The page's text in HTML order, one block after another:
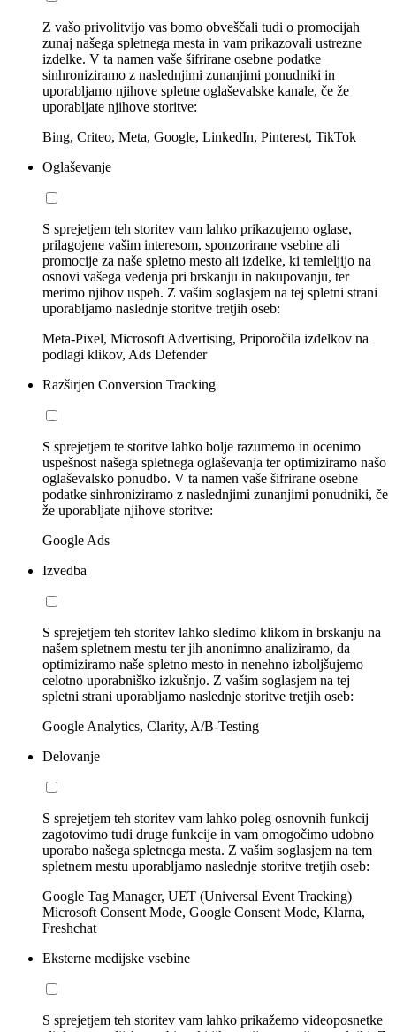
Z vašo privolitvijo vas bomo obveščali tudi o promocijah
zunaj našega spletnega mesta in vam prikazovali ustrezne
izdelke. V ta namen vaše šifrirane osebne podatke
sinhroniziramo z naslednjimi zunanjimi ponudniki in
uporabljamo njihove spletne oglaševalske kanale, če že
uporabljate njihove storitve:
Bing, Criteo, Meta, Google, LinkedIn, Pinterest, TikTok
Oglaševanje
S sprejetjem teh storitev vam lahko prikazujemo oglase,
prilagojene vašim interesom, sponzorirane vsebine ali
promocije za naše spletno mesto ali izdelke, ki temleljijo na
osnovi vašega vedenja pri brskanju in nakupovanju, ter
merimo njihov uspeh. Z vašim soglasjem na tej spletni strani
uporabljamo naslednje storitve tretjih oseb:
Meta-Pixel, Microsoft Advertising, Priporočila izdelkov na
podlagi klikov, Ads Defender
Razširjen Conversion Tracking
S sprejetjem te storitve lahko bolje razumemo in ocenimo
uspešnost našega spletnega oglaševanja ter optimiziramo našo
oglaševalsko ponudbo. V ta namen vaše šifrirane osebne
podatke sinhroniziramo z naslednjimi zunanjimi ponudniki, če
že uporabljate njihove storitve:
Google Ads
Izvedba
S sprejetjem teh storitev lahko sledimo klikom in brskanju na
našem spletnem mestu ter jih anonimno analiziramo, da
optimiziramo naše spletno mesto in nenehno izboljšujemo
celotno uporabniško izkušnjo. Z vašim soglasjem na tej
spletni strani uporabljamo naslednje storitve tretjih oseb:
Google Analytics, Clarity, A/B-Testing
Delovanje
S sprejetjem teh storitev vam lahko poleg osnovnih funkcij
zagotovimo tudi druge funkcije in vam omogočimo udobno
uporabo našega spletnega mesta. Z vašim soglasjem na tem
spletnem mestu uporabljamo naslednje storitve tretjih oseb:
Google Tag Manager, UET (Universal Event Tracking)
Microsoft Consent Mode, Google Consent Mode, Klarna,
Freshchat
Eksterne medijske vsebine
S sprejetjem teh storitev vam lahko prikažemo videoposnetke